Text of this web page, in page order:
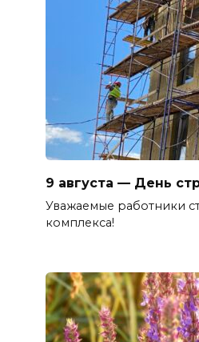
9 августа — День
Уважаемые работники
комплекса!